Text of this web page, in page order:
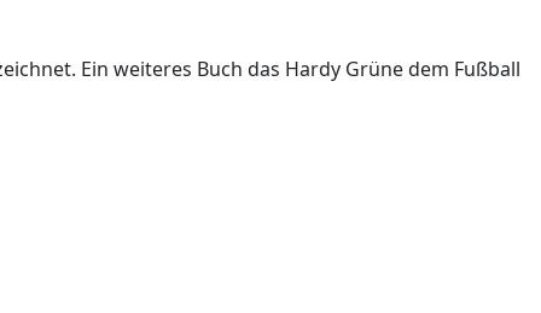
Ein weiteres Buch das Hardy Grüne dem Fußball